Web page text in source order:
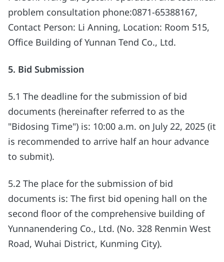
problem consultation phone:0871-65388167,
Contact Person: Li Anning, Location: Room 515,
Office Building of Yunnan Tend Co., Ltd.
5. Bid Submission
5.1 The deadline for the submission of bid
documents (hereinafter referred to as the
"Bidosing Time") is: 10:00 a.m. on July 22, 2025 (it
is recommended to arrive half an hour advance
to submit).
5.2 The place for the submission of bid
documents is: The first bid opening hall on the
second floor of the comprehensive building of
Yunnanendering Co., Ltd. (No. 328 Renmin West
Road, Wuhai District, Kunming City).